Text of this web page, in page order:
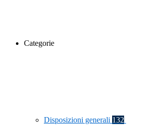
Categorie
Disposizioni generali 132